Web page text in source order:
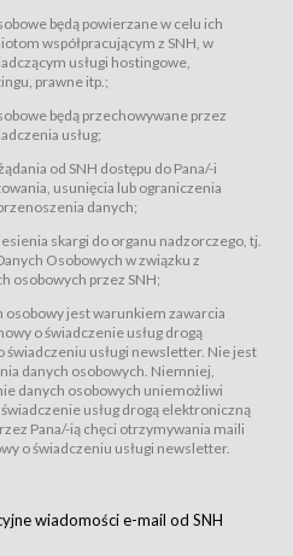
w rozumieniu ustawy z dnia 18 lipca
elektroniczną (Dz.U. z 2002 r., Nr 144, poz.
są nieodpłatnie.
przez Usługobiorców materiałów
użytkownika w Serwisie,
umów nabycia Karnetów i Biletów,
umów sprzedaży w Sklepie.
usług drogą elektroniczną (Dz.U. z 2002
Usługi świadczone są nieodpłatnie.
dostęp do Serwisu jest otwarty dla
korzystania z Serwisu jest zobowiązany
konta w Serwisie oraz zamówienie
przeznaczonego do tego formularza
dostępnych dla wszystkich
postanowień Regulaminu.
przestrzegania postanowień Regulaminu
z Serwisu.
nieodpłatnie za
będą powierzane w celu ich
współpracującym z SNH, w
usługi hostingowe,
prawne itp.;
będą przechowywane przez
usług;
od SNH dostępu do Pana/-i
usunięcia lub ograniczenia
danych;
skargi do organu nadzorczego, tj.
Osobowych w związku z
osobowych przez SNH;
osobowy jest warunkiem zawarcia
o świadczenie usług drogą
usługi newsletter. Nie jest
danych osobowych. Niemniej,
danych osobowych uniemożliwi
usług drogą elektroniczną
Pana/-ią chęci otrzymywania maili
o świadczeniu usługi newsletter.
wiadomości e-mail od SNH